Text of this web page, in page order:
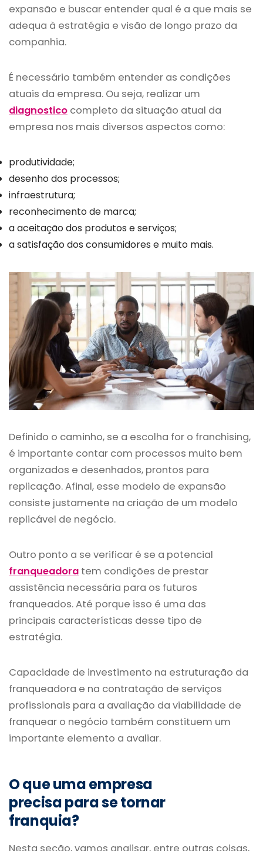
expansão e buscar entender qual é a que mais se
adequa à estratégia e visão de longo prazo da
companhia.
É necessário também entender as condições
atuais da empresa. Ou seja, realizar um
diagnostico completo da situação atual da
empresa nos mais diversos aspectos como:
produtividade;
desenho dos processos;
infraestrutura;
reconhecimento de marca;
a aceitação dos produtos e serviços;
a satisfação dos consumidores e muito mais.
Definido o caminho, se a escolha for o franchising,
é importante contar com processos muito bem
organizados e desenhados, prontos para
replicação. Afinal, esse modelo de expansão
consiste justamente na criação de um modelo
replicável de negócio.
Outro ponto a se verificar é se a potencial
franqueadora tem condições de prestar
assistência necessária para os futuros
franqueados. Até porque isso é uma das
principais características desse tipo de
estratégia.
Capacidade de investimento na estruturação da
franqueadora e na contratação de serviços
profissionais para a avaliação da viabilidade de
franquear o negócio também constituem um
importante elemento a avaliar.
O que uma empresa
precisa para se tornar
franquia?